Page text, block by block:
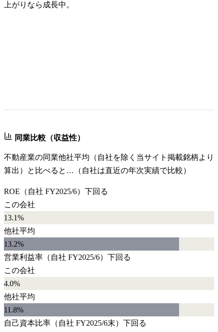
上がりなら成長中。
同業比較（収益性）
不動産業の同業他社平均（自社を除く当サイト掲載銘柄より
算出）と比べると…（自社は直近の年次実績で比較）
ROE （自社 FY2025/6） 下回る
この会社
13.1%
他社平均
13.2%
営業利益率 （自社 FY2025/6） 下回る
この会社
4.0%
他社平均
11.8%
自己資本比率 （自社 FY2025/6末） 下回る